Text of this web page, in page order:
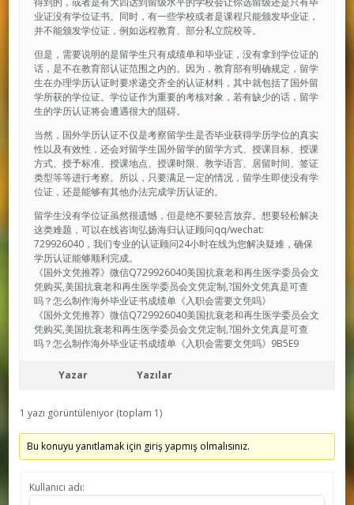
业证没有学位证书。同时，有一些学校或者是课程只能颁发毕业证，
并不能颁发学位证，例如远程教育、部分私立院校等。
但是，需要说明的是留学生只有成绩单和毕业证，没有拿到学位证的
话，是不在教育部认证范围之内的。因为，教育部有明确规定，留学
生在办理学历认证时要求递交齐全的认证材料，其中就包括了国外留
学所获的学位证。学位证作为重要的考核对象，若有缺少的话，留学
生的学历认证将会遭遇很大的阻碍。
当然，国外学历认证不仅是考察留学生是否毕业获得学历学位的真实
性以及有效性，还会对留学生国外留学的留学方式、授课目标、授课
方式、授予标准、授课地点、授课时限、教学语言、居留时间、签证
类型等等进行考察。所以，只要满足一定的情况，留学生即使没有学
位证，还是能够有其他办法完成学历认证的。
留学生没有学位证虽然很遗憾，但是绝不要轻言放弃。想要轻松解决
这类难题，可以在线咨询弘扬海归认证顾问qq/wechat:
729926040，我们专业的认证顾问24小时在线为您解决疑难，确保
学历认证能够顺利完成。
《国外文凭推荐》微信Q729926040美国抗衰老和再生医学委员会文
凭购买,美国抗衰老和再生医学委员会文凭定制,?国外文凭真是可查
吗？怎么制作海外毕业证书成绩单《入职会需要文凭吗》
《国外文凭推荐》微信Q729926040美国抗衰老和再生医学委员会文
凭购买,美国抗衰老和再生医学委员会文凭定制,?国外文凭真是可查
吗？怎么制作海外毕业证书成绩单《入职会需要文凭吗》9B5E9
Yazar Yazılar
1 yazı görüntüleniyor (toplam 1)
Bu konuyu yanıtlamak için giriş yapmış olmalısınız.
Kullanıcı adı: